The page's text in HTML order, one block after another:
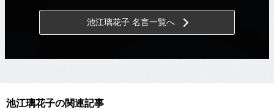
池江璃花子 名言一覧へ
池江璃花子の関連記事